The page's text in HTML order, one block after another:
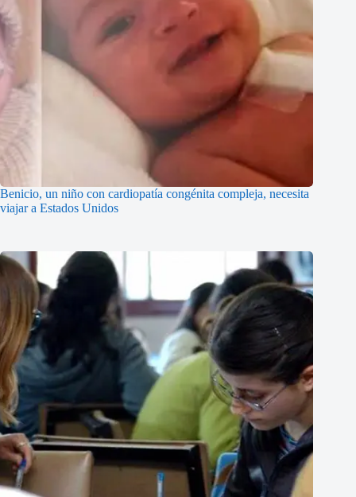
Benicio, un niño con cardiopatía congénita compleja, necesita
viajar a Estados Unidos